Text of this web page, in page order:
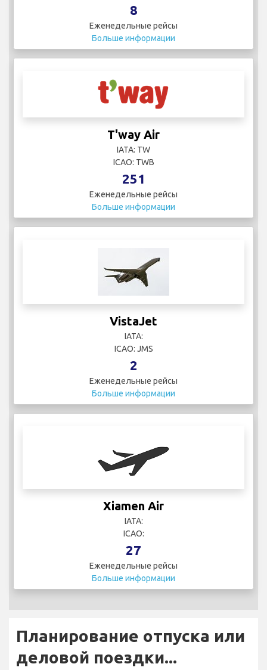
8
Еженедельные рейсы
Больше информации
T'way Air
IATA: TW
ICAO: TWB
251
Еженедельные рейсы
Больше информации
VistaJet
IATA:
ICAO: JMS
2
Еженедельные рейсы
Больше информации
Xiamen Air
IATA:
ICAO:
27
Еженедельные рейсы
Больше информации
Планирование отпуска или
деловой поездки...